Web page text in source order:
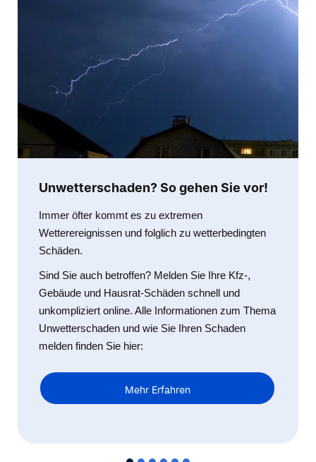
Unwetterschaden? So gehen Sie vor!
Immer öfter kommt es zu extremen
Wetterereignissen und folglich zu wetterbedingten
Schäden.
Sind Sie auch betroffen? Melden Sie Ihre Kfz-,
Gebäude und Hausrat-Schäden schnell und
unkompliziert online. Alle Informationen zum Thema
Unwetterschaden und wie Sie Ihren Schaden
melden finden Sie hier:
Mehr Erfahren